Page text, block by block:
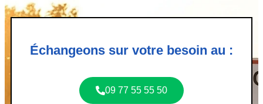
Échangeons sur votre besoin au :
09 77 55 55 50